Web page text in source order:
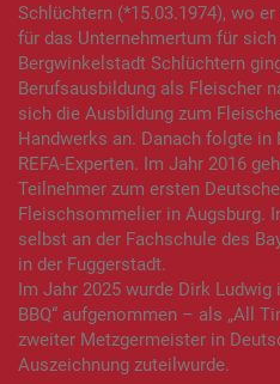
Schlüchtern (*15.03.1974), wo
für das Unternehmertum für
Bergwinkelstadt Schlüchtern
Berufsausbildung als Fleischer
sich die Ausbildung zum
Handwerks an. Danach folgte in
REFA-Experten. Im Jahr 2016
Teilnehmer zum ersten
Fleischsommelier in Augsburg.
selbst an der Fachschule des
in der Fuggerstadt.
Im Jahr 2025 wurde Dirk
BBQ“ aufgenommen – als „All
zweiter Metzgermeister in
Auszeichnung zuteilwurde.